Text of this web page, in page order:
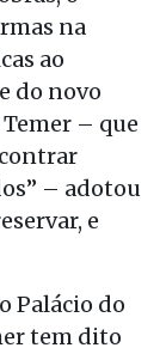
na
ao
do novo
– que
– adotou
e
Palácio do
tem dito